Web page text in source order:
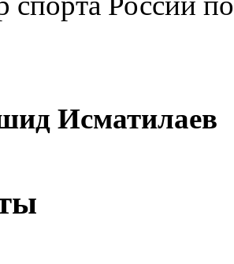
Исматилаев